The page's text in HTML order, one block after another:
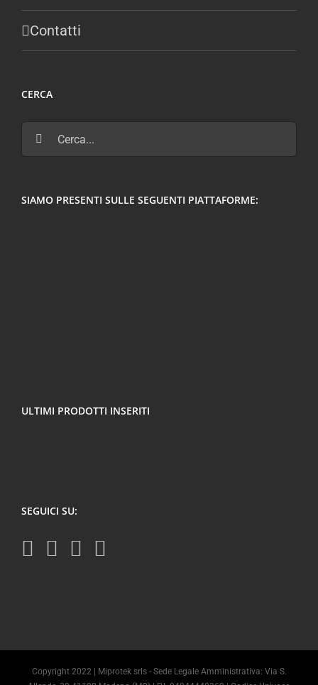
Contatti
CERCA
Cerca
per:
SIAMO PRESENTI SULLE SEGUENTI PIATTAFORME:
ULTIMI PRODOTTI INSERITI
SEGUICI SU:
Copyright 2022 | Miprotek srls - Sede Legale Amministrativa: Via S.